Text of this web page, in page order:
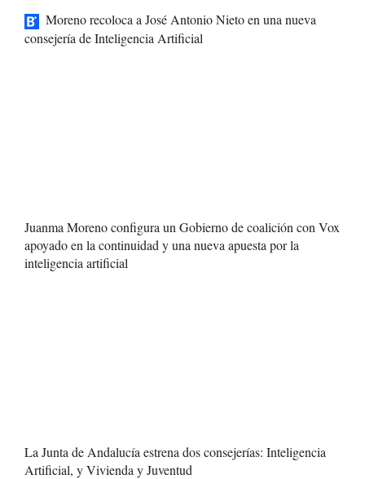
Moreno recoloca a José Antonio Nieto en una nueva
consejería de Inteligencia Artificial
Juanma Moreno configura un Gobierno de coalición con Vox
apoyado en la continuidad y una nueva apuesta por la
inteligencia artificial
La Junta de Andalucía estrena dos consejerías: Inteligencia
Artificial, y Vivienda y Juventud